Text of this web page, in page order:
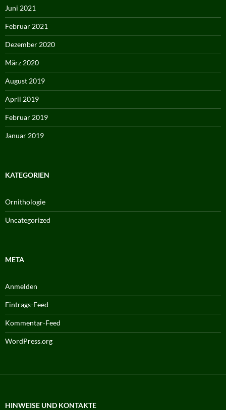
Juni 2021
Februar 2021
Dezember 2020
März 2020
August 2019
April 2019
Februar 2019
Januar 2019
KATEGORIEN
Ornithologie
Uncategorized
META
Anmelden
Eintrags-Feed
Kommentar-Feed
WordPress.org
HINWEISE UND KONTAKTE